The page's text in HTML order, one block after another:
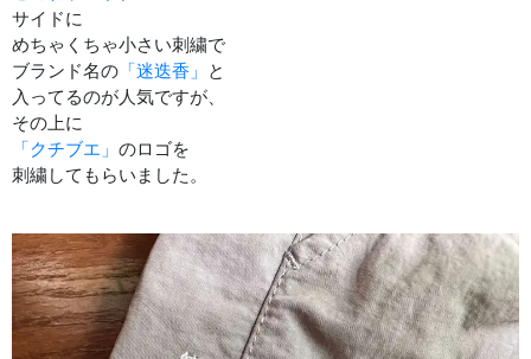
サイドに
めちゃくちゃ小さい刺繍で
ブランド名の 「迷迭香」 と
入ってるのが人気ですが、
その上に
「クチブエ」 のロゴを
刺繍してもらいました。